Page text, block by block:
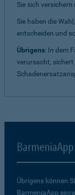
Sie sich
Sie haben die
entscheiden und
Übrigens: In dem
verursacht, sichert
BarmeniaApp
Übrigens können
BarmeniaApp